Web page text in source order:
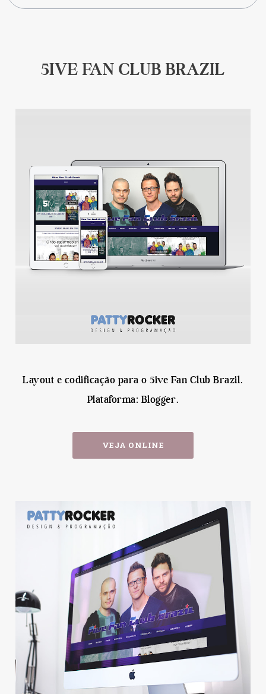
5IVE FAN CLUB BRAZIL
Layout e codificação para o 5ive Fan Club Brazil.
Plataforma: Blogger.
VEJA ONLINE